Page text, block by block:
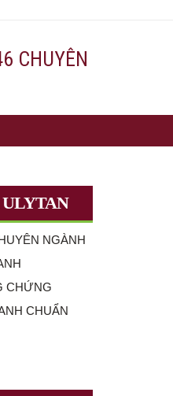
CHUYÊN
ULYTAN
NGÀNH
CHỨNG
CHUẨN